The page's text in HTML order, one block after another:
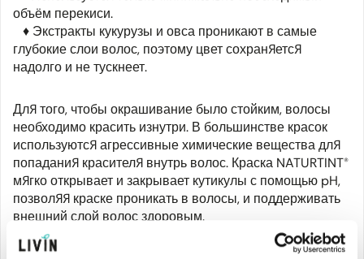
объём перекиси.
♦ Экстракты кукурузы и овса проникают в самые
глубокие слои волос, поэтому цвет сохраняется
надолго и не тускнеет.
Для того, чтобы окрашивание было стойким, волосы
необходимо красить изнутри. В большинстве красок
используются агрессивные химические вещества для
попадания красителя внутрь волос. Краска NATURTINT®
мягко открывает и закрывает кутикулы с помощью pH,
позволяя краске проникать в волосы, и поддерживать
внешний слой волос здоровым.